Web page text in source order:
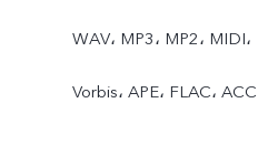
WAV، MP3، MP2، MIDI،
Vorbis، APE، FLAC، ACC